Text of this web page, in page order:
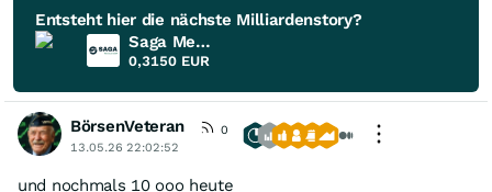
Entsteht hier die nächste Milliardenstory?
Saga Metals
0,3150 EUR
BörsenVeteran
0
13.05.26 22:02:52
und nochmals 10 ooo heute